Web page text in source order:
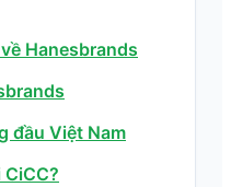
Hanesbrands
đầu Việt Nam